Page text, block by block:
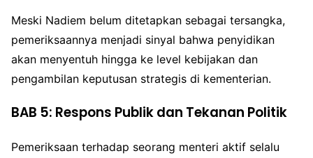
Meski Nadiem belum ditetapkan sebagai tersangka,
pemeriksaannya menjadi sinyal bahwa penyidikan
akan menyentuh hingga ke level kebijakan dan
pengambilan keputusan strategis di kementerian.
BAB 5: Respons Publik dan Tekanan Politik
Pemeriksaan terhadap seorang menteri aktif selalu